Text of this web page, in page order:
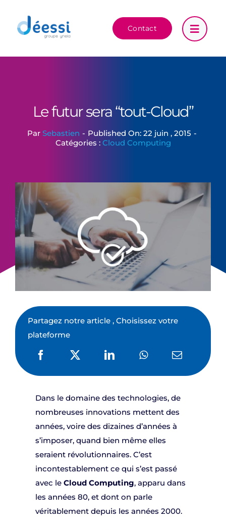
contenu
Contact
Le futur sera “tout-Cloud”
Par Sebastien - Published On: 22 juin , 2015 -
Catégories : Cloud Computing
Partagez notre article , Choisissez votre
plateforme
Dans le domaine des technologies, de
nombreuses innovations mettent des
années, voire des dizaines d’années à
s’imposer, quand bien même elles
seraient révolutionnaires. C’est
incontestablement ce qui s’est passé
avec leCloud Computing, apparu dans
les années 80, et dont on parle
véritablement depuis les années 2000.